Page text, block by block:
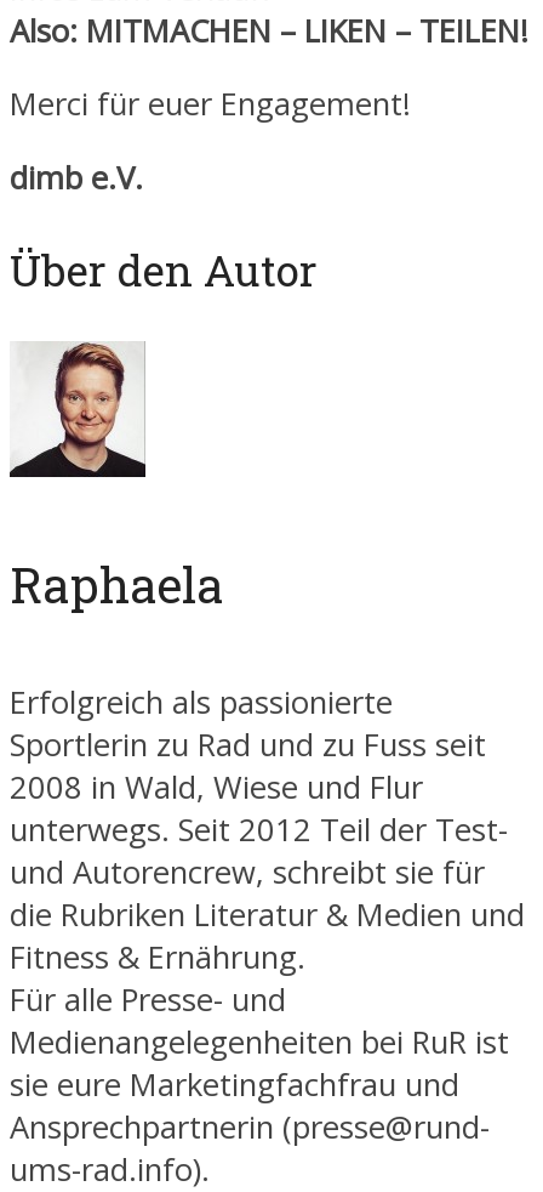
Also: MITMACHEN – LIKEN – TEILEN!
Merci für euer Engagement!
dimb e.V.
Über den Autor
Raphaela
Erfolgreich als passionierte
Sportlerin zu Rad und zu Fuss seit
2008 in Wald, Wiese und Flur
unterwegs. Seit 2012 Teil der Test-
und Autorencrew, schreibt sie für
die Rubriken Literatur & Medien und
Fitness & Ernährung.
Für alle Presse- und
Medienangelegenheiten bei RuR ist
sie eure Marketingfachfrau und
Ansprechpartnerin (presse@rund-
ums-rad.info).